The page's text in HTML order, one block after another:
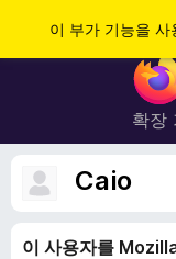
이 부가 기능을
확장
Caio
이 사용자를